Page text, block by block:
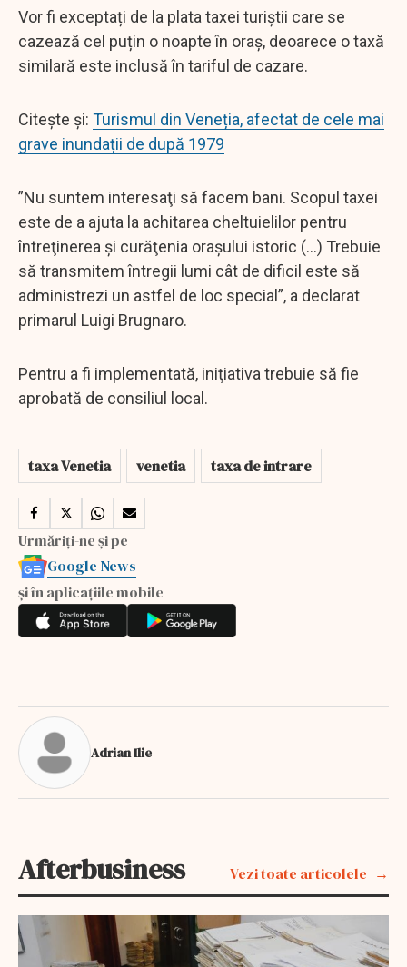
Vor fi exceptați de la plata taxei turiștii care se
cazează cel puțin o noapte în oraș, deoarece o taxă
similară este inclusă în tariful de cazare.
Citește și: Turismul din Veneția, afectat de cele mai
grave inundații de după 1979
”Nu suntem interesaţi să facem bani. Scopul taxei
este de a ajuta la achitarea cheltuielilor pentru
întreţinerea şi curăţenia oraşului istoric (...) Trebuie
să transmitem întregii lumi cât de dificil este să
administrezi un astfel de loc special”, a declarat
primarul Luigi Brugnaro.
Pentru a fi implementată, iniţiativa trebuie să fie
aprobată de consiliul local.
taxa Venetia venetia taxa de intrare
Urmăriți-ne și pe
Google News
și în aplicațiile mobile
Adrian Ilie
Afterbusiness Vezi toate articolele